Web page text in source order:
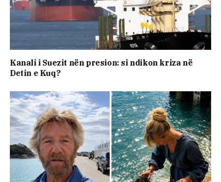
Kanali i Suezit nën presion: si ndikon kriza në
Detin e Kuq?